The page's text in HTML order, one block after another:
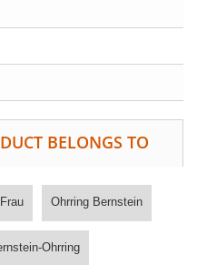
BELONGS TO
Ohrring Bernstein
Ohrring